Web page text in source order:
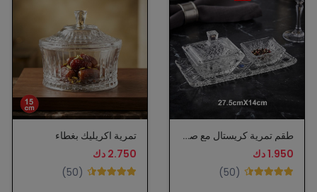
طقم تمرية كريستال مع صينية
1.950 دك
(50)
تمرية اكريليك بغطاء
2.750 دك
(50)